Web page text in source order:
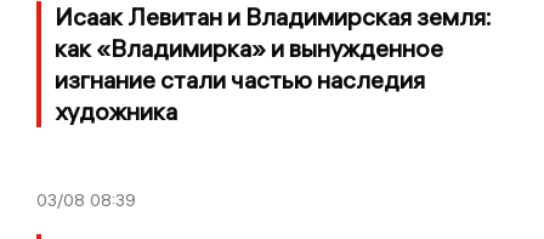
Исаак Левитан и Владимирская земля:
как «Владимирка» и вынужденное
изгнание стали частью наследия
художника
03/08 08:39